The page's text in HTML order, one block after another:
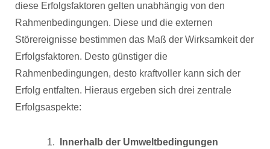
diese Erfolgsfaktoren gelten unabhängig von den
Rahmenbedingungen. Diese und die externen
Störereignisse bestimmen das Maß der Wirksamkeit der
Erfolgsfaktoren. Desto günstiger die
Rahmenbedingungen, desto kraftvoller kann sich der
Erfolg entfalten. Hieraus ergeben sich drei zentrale
Erfolgsaspekte:
Innerhalb der Umweltbedingungen